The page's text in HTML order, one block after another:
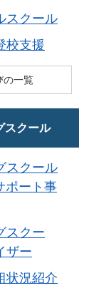
スクール
校支援
の一覧
スクール
スクール
ポート事
スクー
ザー
状況紹介